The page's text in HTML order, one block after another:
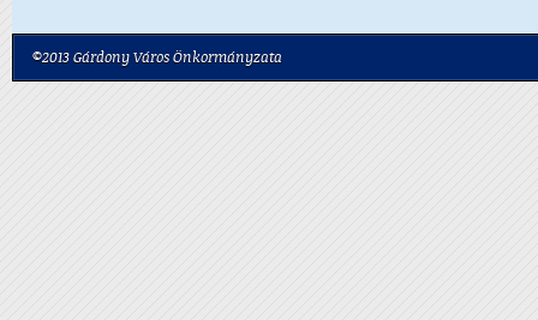
©2013 Gárdony Város Önkormányzata